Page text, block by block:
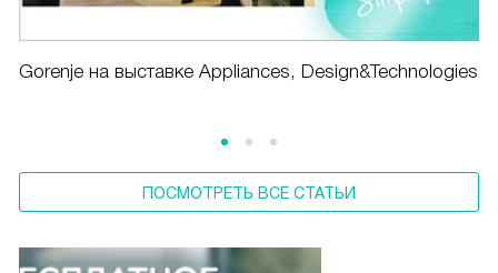
Gorenje на выставке Appliances, Design&Technologies
ПОСМОТРЕТЬ ВСЕ СТАТЬИ